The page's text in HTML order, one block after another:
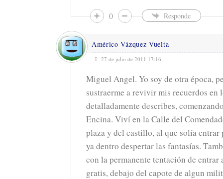
0 Responde
Américo Vázquez Vuelta
27 de julio de 2011 17:16
Miguel Angel. Yo soy de otra época,
sustraerme a revivir mis recuerdos en
detalladamente describes,
Encina. Viví en la Calle del
plaza y del castillo, al que solía entrar
ya dentro despertar las fantasías.
con la permanente tentación de entrar
gratis, debajo del capote de algun